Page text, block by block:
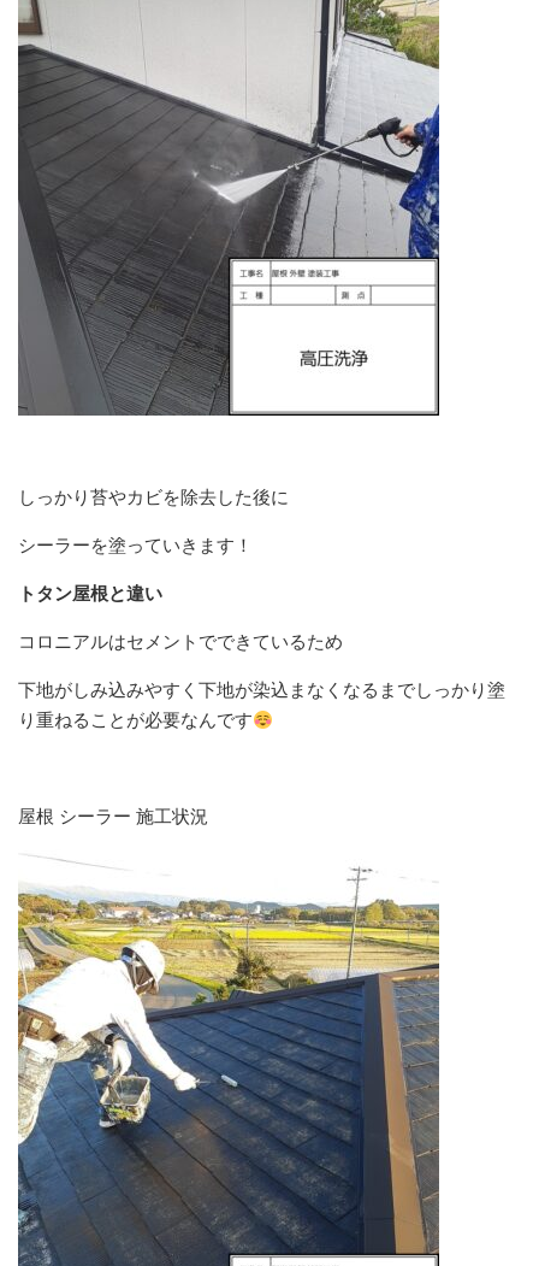
しっかり苔やカビを除去した後に
シーラーを塗っていきます！
トタン屋根と違い
コロニアルはセメントでできているため
下地がしみ込みやすく下地が染込まなくなるまでしっかり塗
り重ねることが必要なんです
屋根 シーラー 施工状況